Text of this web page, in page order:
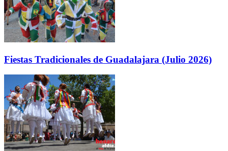
Fiestas Tradicionales de Guadalajara (Julio 2026)